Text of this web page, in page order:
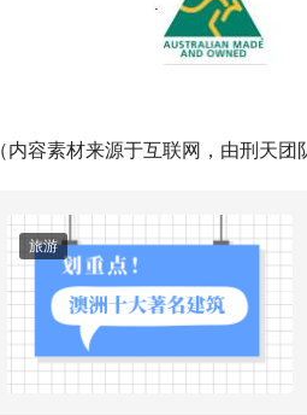
（内容素材来源于互联网，由刑天团